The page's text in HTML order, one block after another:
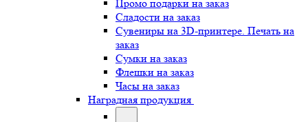
Промо подарки на заказ
Сладости на заказ
Сувениры на 3D-принтере. Печать на
заказ
Сумки на заказ
Флешки на заказ
Часы на заказ
Наградная продукция